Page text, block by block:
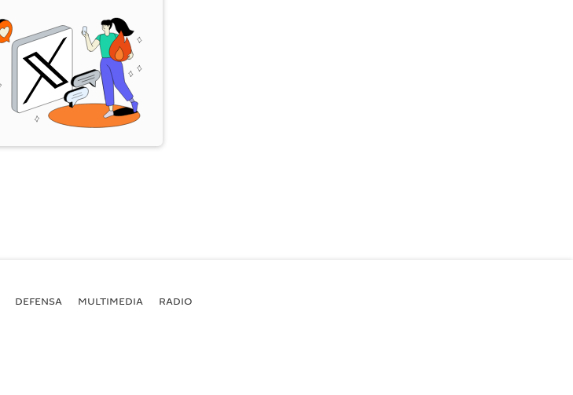
DEFENSA MULTIMEDIA RADIO